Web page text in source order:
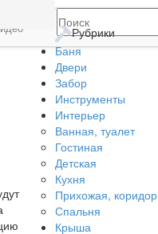
Рубрики
Баня
Двери
Забор
Инструменты
Интерьер
Ванная, туалет
Гостиная
Детская
Кухня
Прихожая, коридор
Спальня
Крыша